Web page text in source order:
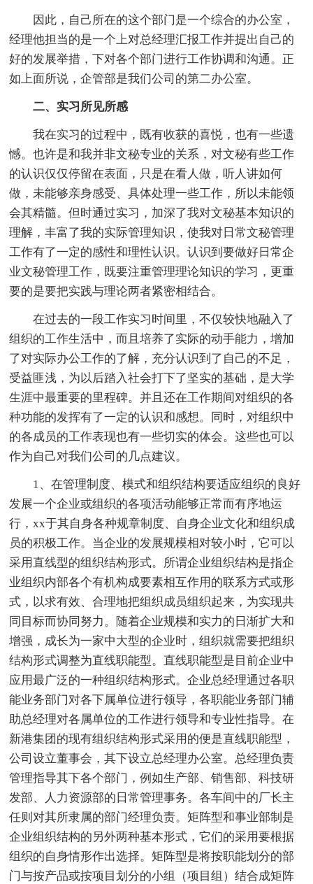
因此，自己所在的这个部门是一个综合的办公室，
经理他担当的是一个上对总经理汇报工作并提出自己的
好的发展举措，下对各个部门进行工作协调和沟通。正
如上面所说，企管部是我们公司的第二办公室。
二、实习所见所感
我在实习的过程中，既有收获的喜悦，也有一些遗
憾。也许是和我并非文秘专业的关系，对文秘有些工作
的认识仅仅停留在表面，只是在看人做，听人讲如何
做，未能够亲身感受、具体处理一些工作，所以未能领
会其精髓。但时通过实习，加深了我对文秘基本知识的
理解，丰富了我的实际管理知识，使我对日常文秘管理
工作有了一定的感性和理性认识。认识到要做好日常企
业文秘管理工作，既要注重管理理论知识的学习，更重
要的是要把实践与理论两者紧密相结合。
在过去的一段工作实习时间里，不仅较快地融入了
组织的工作生活中，而且培养了实际的动手能力，增加
了对实际办公工作的了解，充分认识到了自己的不足，
受益匪浅，为以后踏入社会打下了坚实的基础，是大学
生涯中最重要的里程碑。并且还在工作期间对组织的各
种功能的发挥有了一定的认识和感想。同时，对组织中
的各成员的工作表现也有一些切实的体会。这些也可以
作为自己对我们公司的几点建议。
1、在管理制度、模式和组织结构要适应组织的良好
发展一个企业或组织的各项活动能够正常而有序地运
行，xx于其自身各种规章制度、自身企业文化和组织成
员的积极工作。当企业的发展规模相对较小时，它可以
采用直线型的组织结构形式。所谓企业组织结构是指企
业组织内部各个有机构成要素相互作用的联系方式或形
式，以求有效、合理地把组织成员组织起来，为实现共
同目标而协同努力。随着企业规模和实力的日渐扩大和
增强，成长为一家中大型的企业时，组织就需要把组织
结构形式调整为直线职能型。直线职能型是目前企业中
应用最广泛的一种组织结构形式。企业总经理通过各职
能业务部门对各下属单位进行领导，各职能业务部门辅
助总经理对各属单位的工作进行领导和专业性指导。在
新港集团的现有组织结构形式采用的便是直线职能型，
公司设立董事会，其下设立总经理办公室。总经理负责
管理指导其下各个部门，例如生产部、销售部、科技研
发部、人力资源部的日常管理事务。各车间中的厂长主
任则对其所隶属的部门经理负责。矩阵型和事业部制是
企业组织结构的另外两种基本形式，它们的采用要根据
组织的自身情形作出选择。矩阵型是将按职能划分的部
门与按产品或按项目划分的小组（项目组）结合成矩阵